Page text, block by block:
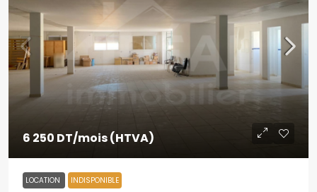
6 250 DT/mois (HTVA)
LOCATION INDISPONIBLE